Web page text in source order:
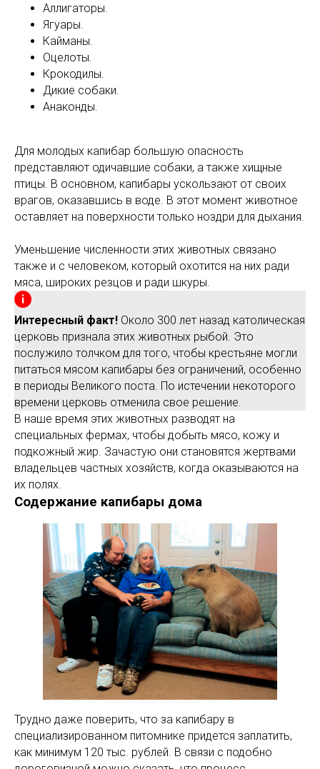
Аллигаторы.
Ягуары.
Кайманы.
Оцелоты.
Крокодилы.
Дикие собаки.
Анаконды.
Для молодых капибар большую опасность
представляют одичавшие собаки, а также хищные
птицы. В основном, капибары ускользают от своих
врагов, оказавшись в воде. В этот момент животное
оставляет на поверхности только ноздри для дыхания.
Уменьшение численности этих животных связано
также и с человеком, который охотится на них ради
мяса, широких резцов и ради шкуры.
Интересный факт! Около 300 лет назад католическая
церковь признала этих животных рыбой. Это
послужило толчком для того, чтобы крестьяне могли
питаться мясом капибары без ограничений, особенно
в периоды Великого поста. По истечении некоторого
времени церковь отменила свое решение.
В наше время этих животных разводят на
специальных фермах, чтобы добыть мясо, кожу и
подкожный жир. Зачастую они становятся жертвами
владельцев частных хозяйств, когда оказываются на
их полях.
Содержание капибары дома
Трудно даже поверить, что за капибару в
специализированном питомнике придется заплатить,
как минимум 120 тыс. рублей. В связи с подобно